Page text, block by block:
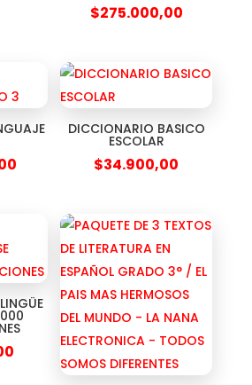
$275.000,00
DICCIONARIO BASICO
ESCOLAR
$34.900,00